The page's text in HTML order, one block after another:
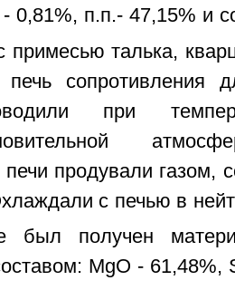
- 0,81%, п.п.- 47,15% и
примесью талька,
сопротивления
при
печи продували
с печью в
был получен
MgO - 61,48%,